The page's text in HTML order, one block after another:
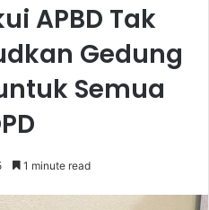
APBD Tak
Gedung
Semua
1 minute read